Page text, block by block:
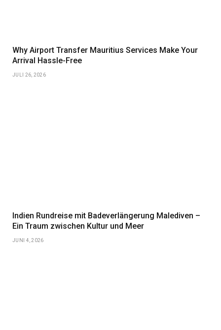
Why Airport Transfer Mauritius Services Make Your
Arrival Hassle-Free
JULI 26, 2026
Indien Rundreise mit Badeverlängerung Malediven –
Ein Traum zwischen Kultur und Meer
JUNI 4, 2026